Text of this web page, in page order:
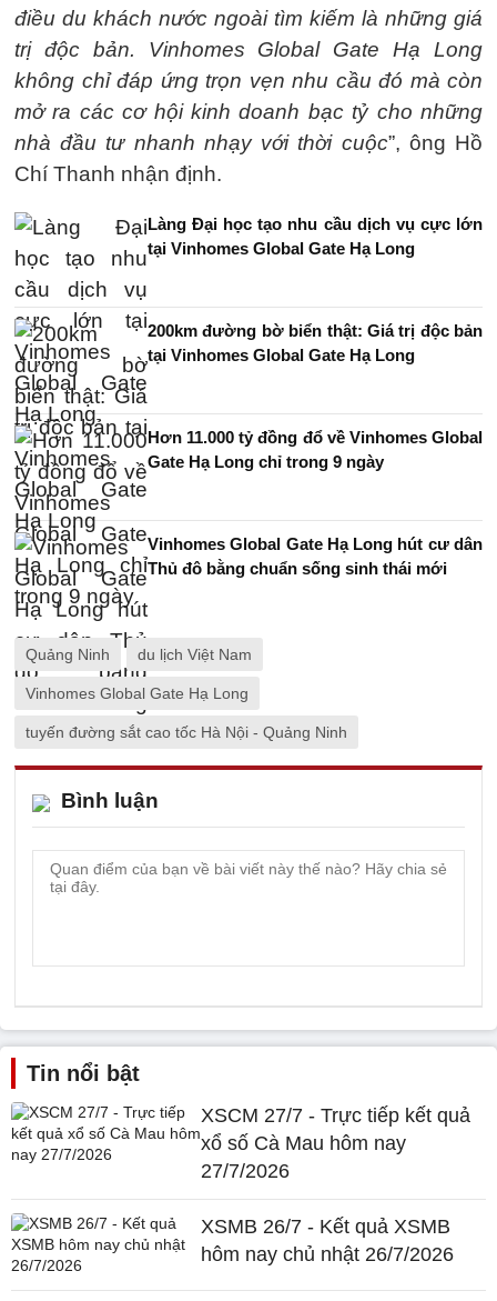
điều du khách nước ngoài tìm kiếm là những giá
trị độc bản. Vinhomes Global Gate Hạ Long
không chỉ đáp ứng trọn vẹn nhu cầu đó mà còn
mở ra các cơ hội kinh doanh bạc tỷ cho những
nhà đầu tư nhanh nhạy với thời cuộc”, ông Hồ
Chí Thanh nhận định.
Làng Đại học tạo nhu cầu dịch vụ cực lớn
tại Vinhomes Global Gate Hạ Long
200km đường bờ biển thật: Giá trị độc bản
tại Vinhomes Global Gate Hạ Long
Hơn 11.000 tỷ đồng đổ về Vinhomes Global
Gate Hạ Long chỉ trong 9 ngày
Vinhomes Global Gate Hạ Long hút cư dân
Thủ đô bằng chuẩn sống sinh thái mới
Quảng Ninh du lịch Việt Nam
Vinhomes Global Gate Hạ Long
tuyến đường sắt cao tốc Hà Nội - Quảng Ninh
Bình luận
Tin nổi bật
XSCM 27/7 - Trực tiếp kết quả
xổ số Cà Mau hôm nay
27/7/2026
XSMB 26/7 - Kết quả XSMB
hôm nay chủ nhật 26/7/2026